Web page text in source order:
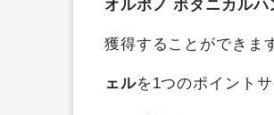
オルポノ ボタニカルハ